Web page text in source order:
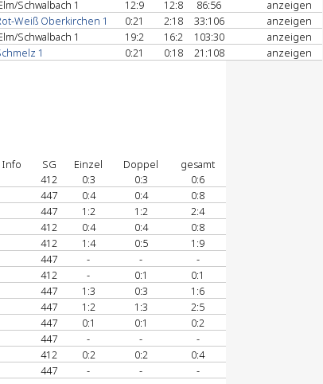
Schwalbach 1 12:9 12:8 86:56
anzeigen
Weiß Oberkirchen 1 0:21 2:18 33:106
anzeigen
Schwalbach 1 19:2 16:2 103:30
anzeigen
1 0:21 0:18 21:108 anzeigen
Info SG Einzel Doppel
gesamt
412 0:3 0:3
0:6
447 0:4 0:4
0:8
447 1:2 1:2
2:4
412 0:4 0:4
0:8
412 1:4 0:5
1:9
447 - -
-
412 - 0:1
0:1
447 1:3 0:3
1:6
447 1:2 1:3
2:5
447 0:1 0:1
0:2
447 - -
-
412 0:2 0:2
0:4
447 - - -